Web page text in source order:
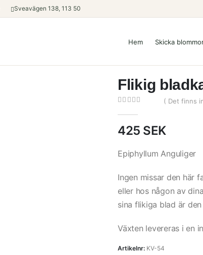
Sveavägen 138, 113 50
Hem Skicka
Flikig
( Det finns
425 SEK
Epiphyllum Anguliger
Ingen missar den här
eller hos någon av
sina flikiga blad är
Växten levereras i en
Artikelnr: KV-54